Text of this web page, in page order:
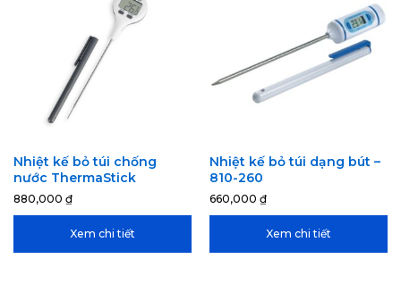
Nhiệt kế bỏ túi chống
nước ThermaStick
880,000 ₫
Xem chi tiết
Nhiệt kế bỏ túi dạng bút –
810-260
660,000 ₫
Xem chi tiết